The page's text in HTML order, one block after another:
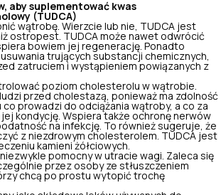
aby suplementować kwas
(TUDCA)
wątrobę. Wierzcie lub nie, TUDCA jest
ostropest. TUDCA może nawet odwrócić
bowiem jej regenerację . Ponadto
trujących substancji chemicznych,
zatruciem i wystąpieniem powiązanych z
poziom cholesterolu w wątrobie.
przed cholestazą, ponieważ ma zdolność
co prowadzi do odciążania wątroby, a co za
kondycję. Wspiera także ochronę nerwów
na infekcję. To również sugeruje, że
z niezdrowym cholesterolem. TUDCA jest
kamieni żółciowych.
pomocny w utracie wagi. Zaleca się
przez osoby ze stłuszczeniem
chcą po prostu wytopić trochę